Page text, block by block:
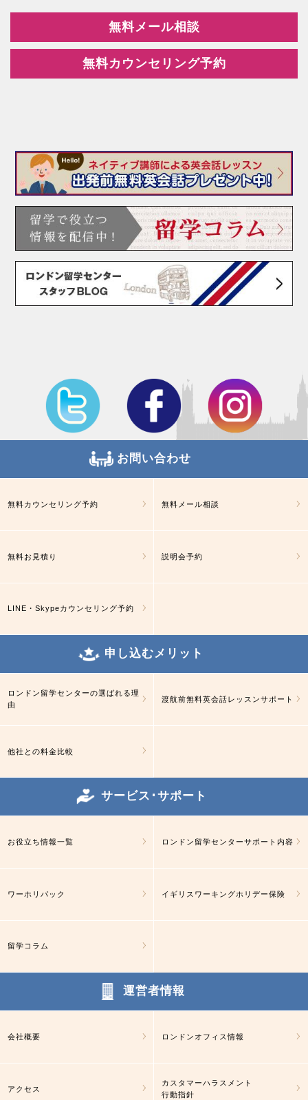
無料メール相談
無料カウンセリング予約
お問い合わせ
無料カウンセリング予約 無料メール相談
無料お見積り 説明会予約
LINE・Skypeカウンセリング予約
申し込むメリット
ロンドン留学センターの選ばれる理
由
渡航前無料英会話レッスンサポート
他社との料金比較
サービス･サポート
お役立ち情報一覧 ロンドン留学センターサポート内容
ワーホリパック イギリスワーキングホリデー保険
留学コラム
運営者情報
会社概要 ロンドンオフィス情報
アクセス
カスタマーハラスメント
行動指針